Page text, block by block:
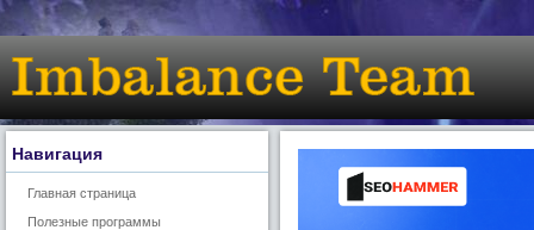
Навигация
Главная страница
Полезные программы